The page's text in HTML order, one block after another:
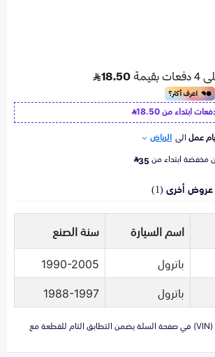
18.50
الى الرياض
ابتداء من35
عروض أخرى (1)
اسم السيارة
سنة الصنع
باترول
1990-2005
باترول 1988-1997
تزويدنا برقم الهيكل (VIN) في صفحة السلة يضمن التطابق التام للقطعة مع